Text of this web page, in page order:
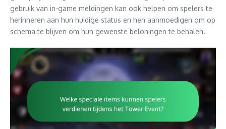
gebruik van in-game meldingen kan ook helpen om spelers te
herinneren aan hun huidige status en hen aanmoedigen om op
schema te blijven om hun gewenste beloningen te behalen.